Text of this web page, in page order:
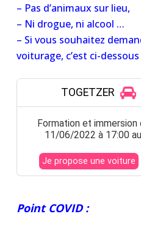
– Pas d’animaux sur lieu,
– Ni drogue, ni alcool …
– Si vous souhaitez
voiturage, c’est ci-dessous
Point COVID :